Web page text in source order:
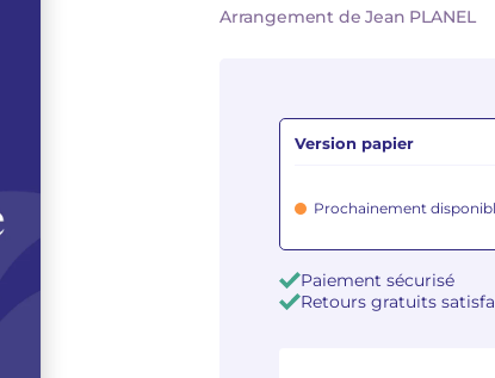
Arrangement de Jean PLANEL
Version papier
Prochainement
Paiement sécurisé
Retours gratuits